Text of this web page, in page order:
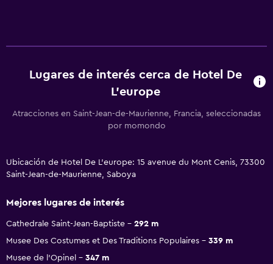
Lugares de interés cerca de Hotel De
L'europe
Atracciones en Saint-Jean-de-Maurienne, Francia, seleccionadas
por momondo
Ubicación de Hotel De L'europe: 15 avenue du Mont Cenis, 73300
Saint-Jean-de-Maurienne, Saboya
Mejores lugares de interés
Cathedrale Saint-Jean-Baptiste
292 m
Musee Des Costumes et Des Traditions Populaires
339 m
Musee de l'Opinel
347 m